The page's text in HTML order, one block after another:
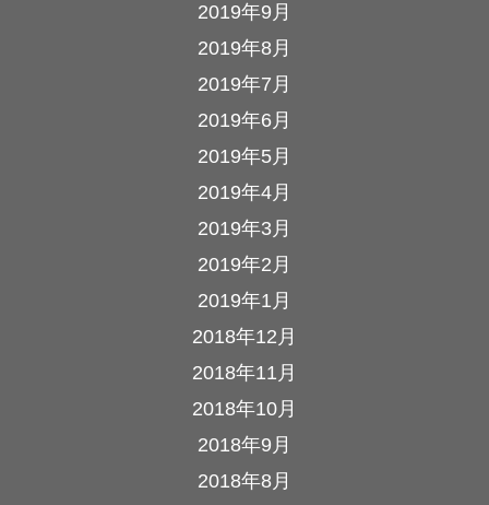
2019年9月
2019年8月
2019年7月
2019年6月
2019年5月
2019年4月
2019年3月
2019年2月
2019年1月
2018年12月
2018年11月
2018年10月
2018年9月
2018年8月